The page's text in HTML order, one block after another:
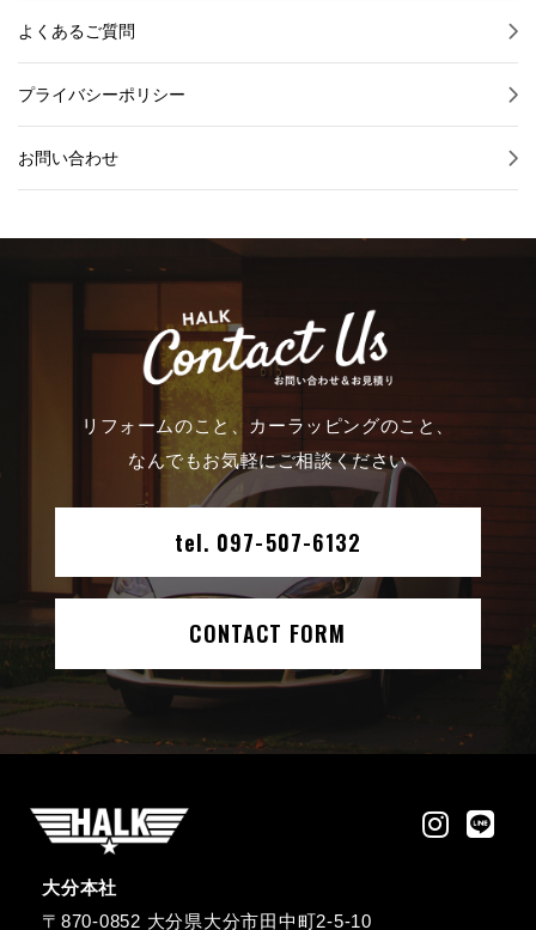
よくあるご質問
プライバシーポリシー
お問い合わせ
リフォームのこと、カーラッピングのこと、
なんでもお気軽にご相談ください
tel. 097-507-6132
CONTACT FORM
大分本社
〒870-0852 大分県大分市田中町2-5-10